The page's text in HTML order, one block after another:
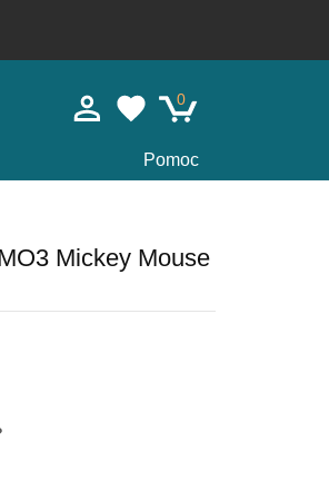
0
Pomoc
Mickey Mouse